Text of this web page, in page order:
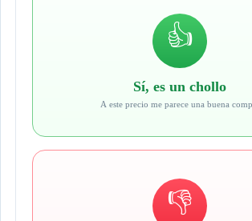
👍
Sí, es un chollo
A este precio me parece una buena
👎